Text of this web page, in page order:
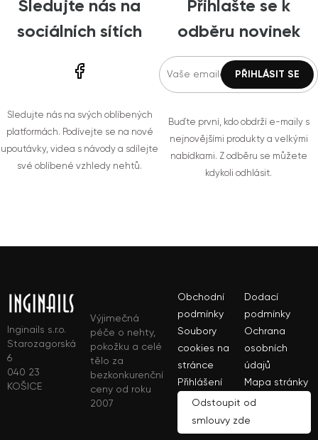
Sledujte nás na
sociálních sítích
Sledujte nás na svých oblíbených
platformách. Podívejte se na nové
upoutávky, videa s návody a sdílejte
své oblíbené vzhledy nehtů.
Přihlašte se k
odběru novinek
Buďte první, kdo obdrží e-maily s
nejnovějšími produkty a velkými
nabídkami. Z odběru se můžete
kdykoli odhlásit.
Inginails s.r.o.
Starozagorská
6
040 23
KOŠICE
Výjimečná
péče o nehty,
pokožku a celé
tělo za
bezkonkurenční
ceny od roku
2007
Obchodní
podmínky
Dodací
podmínky
Soubory
cookies na
stránce
Ochrana
osobních
údajů
Přihlášení
Mapa stránky
Odstoupit od
smlouvy zde